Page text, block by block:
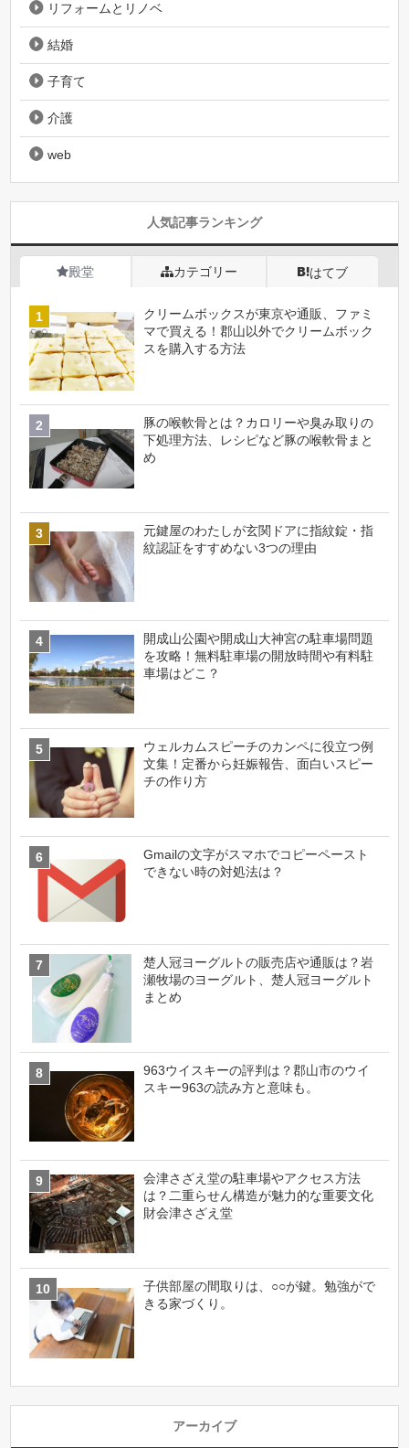
リフォームとリノベ
結婚
子育て
介護
web
人気記事ランキング
殿堂 カテゴリー はてブ
クリームボックスが東京や通販、ファミ
マで買える！郡山以外でクリームボック
スを購入する方法
豚の喉軟骨とは？カロリーや臭み取りの
下処理方法、レシピなど豚の喉軟骨まと
め
元鍵屋のわたしが玄関ドアに指紋錠・指
紋認証をすすめない3つの理由
開成山公園や開成山大神宮の駐車場問題
を攻略！無料駐車場の開放時間や有料駐
車場はどこ？
ウェルカムスピーチのカンペに役立つ例
文集！定番から妊娠報告、面白いスピー
チの作り方
Gmailの文字がスマホでコピーペースト
できない時の対処法は？
楚人冠ヨーグルトの販売店や通販は？岩
瀬牧場のヨーグルト、楚人冠ヨーグルト
まとめ
963ウイスキーの評判は？郡山市のウイ
スキー963の読み方と意味も。
会津さざえ堂の駐車場やアクセス方法
は？二重らせん構造が魅力的な重要文化
財会津さざえ堂
子供部屋の間取りは、○○が鍵。勉強がで
きる家づくり。
アーカイブ